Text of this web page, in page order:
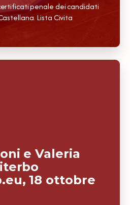
penale dei candidati
Lista Civita
e Valeria
18 ottobre